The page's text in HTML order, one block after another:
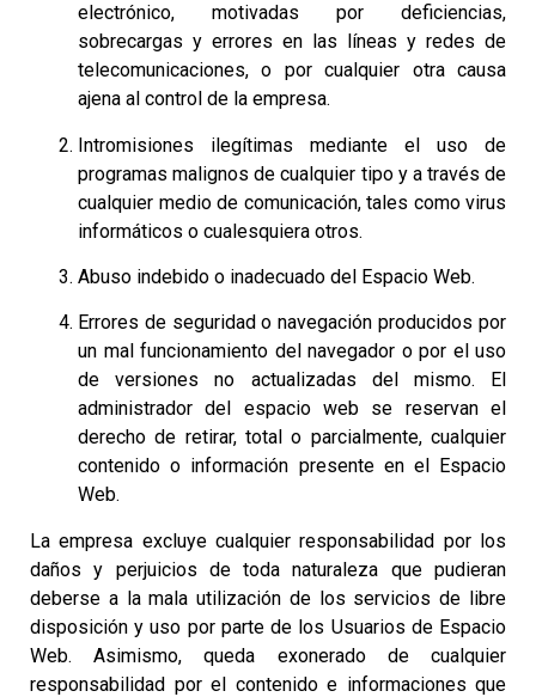
electrónico, motivadas por deficiencias,
sobrecargas y errores en las líneas y redes de
telecomunicaciones, o por cualquier otra causa
ajena al control de la empresa.
Intromisiones ilegítimas mediante el uso de
programas malignos de cualquier tipo y a través de
cualquier medio de comunicación, tales como virus
informáticos o cualesquiera otros.
Abuso indebido o inadecuado del Espacio Web.
Errores de seguridad o navegación producidos por
un mal funcionamiento del navegador o por el uso
de versiones no actualizadas del mismo. El
administrador del espacio web se reservan el
derecho de retirar, total o parcialmente, cualquier
contenido o información presente en el Espacio
Web.
La empresa excluye cualquier responsabilidad por los
daños y perjuicios de toda naturaleza que pudieran
deberse a la mala utilización de los servicios de libre
disposición y uso por parte de los Usuarios de Espacio
Web. Asimismo, queda exonerado de cualquier
responsabilidad por el contenido e informaciones que